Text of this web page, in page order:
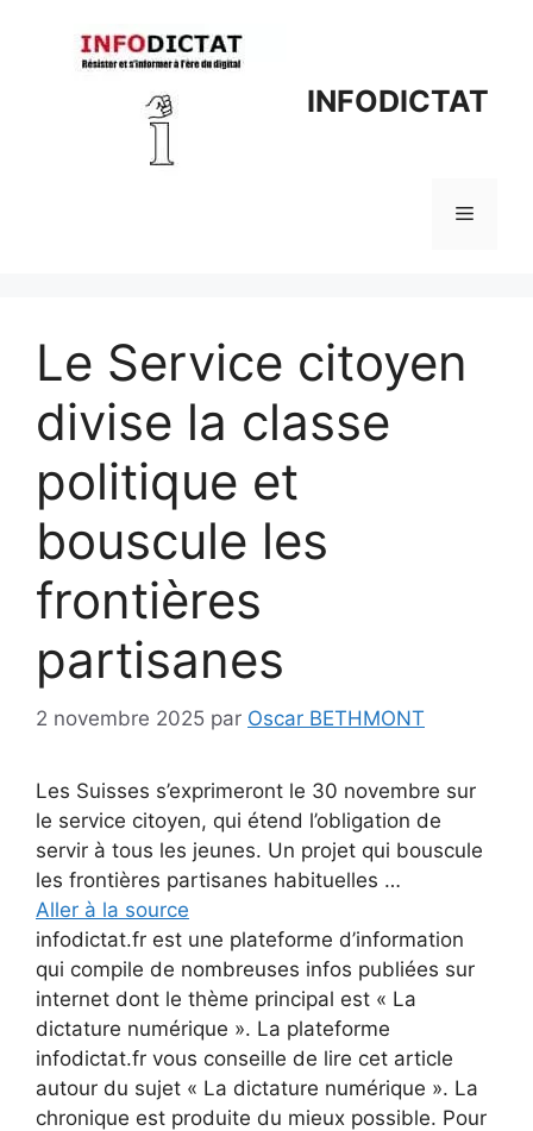
INFODICTAT
Menu
Le Service citoyen
divise la classe
politique et
bouscule les
frontières
partisanes
2 novembre 2025 par Oscar BETHMONT
Les Suisses s’exprimeront le 30 novembre sur
le service citoyen, qui étend l’obligation de
servir à tous les jeunes. Un projet qui bouscule
les frontières partisanes habituelles …
Aller à la source
infodictat.fr est une plateforme d’information
qui compile de nombreuses infos publiées sur
internet dont le thème principal est « La
dictature numérique ». La plateforme
infodictat.fr vous conseille de lire cet article
autour du sujet « La dictature numérique ». La
chronique est produite du mieux possible. Pour